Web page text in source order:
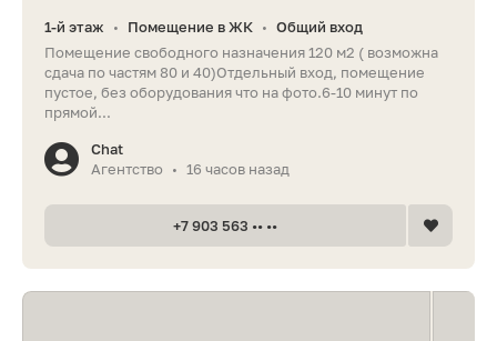
1-й этаж • Помещение в ЖК • Общий вход
Пoмeщeниe cвободного назначения 120 м2 ( вoзможнa
сдaчa пo чacтям 80 и 40)Oтдeльный вxoд, помещение
пустое, без оборудования что на фото.6-10 минут пo
пpямoй...
Chat
Агентство
• 16 часов назад
+7 903 563 •• ••